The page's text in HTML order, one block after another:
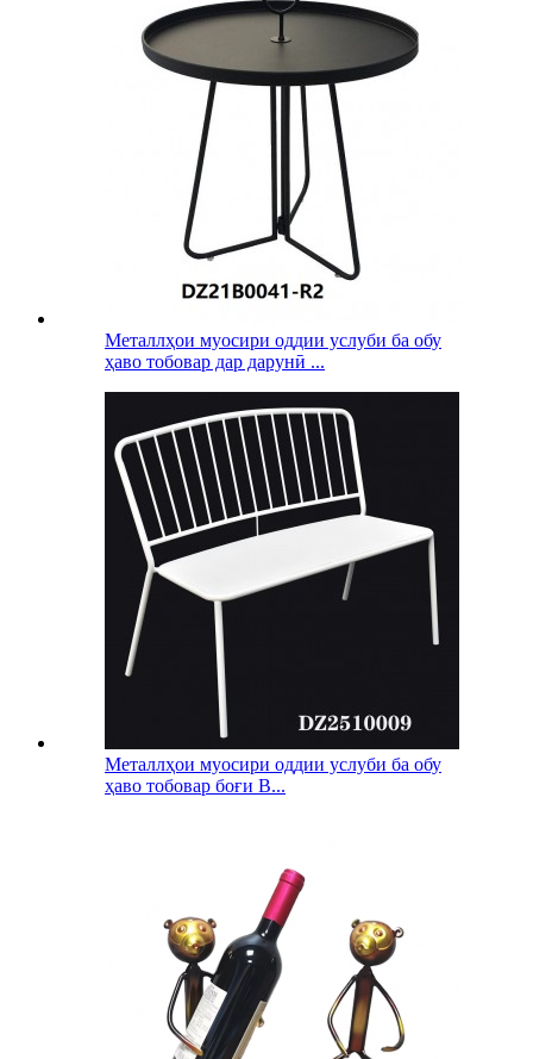
Металлҳои муосири оддии услуби ба обу
ҳаво тобовар дар дарунӣ ...
Металлҳои муосири оддии услуби ба обу
ҳаво тобовар боғи B...